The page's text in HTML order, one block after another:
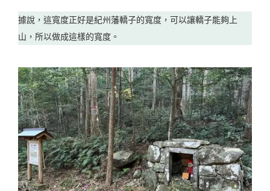
據說，這寬度正好是紀州藩轎子的寬度，可以讓轎子能夠上
山，所以做成這樣的寬度。